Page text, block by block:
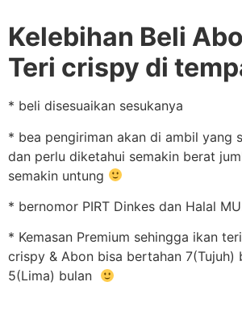
Kelebihan Beli
Teri crispy di
* beli disesuaikan sesukanya
* bea pengiriman akan di ambil yang
dan perlu diketahui semakin berat
semakin untung
* bernomor PIRT Dinkes dan Halal
* Kemasan Premium sehingga ikan
crispy & Abon bisa bertahan 7(Tujuh)
5(Lima) bulan